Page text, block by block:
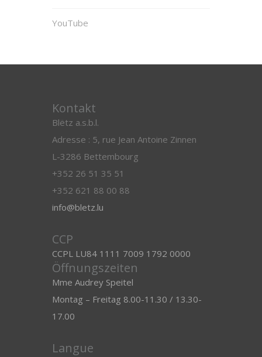
YouTube
Kontakt
Blëtz a.s.b.l.
Adresse : 5, rue Jean Antoine Zinnen
L-3286 Bettembourg
+352 26 51 35 51
+352 621 88 00 88
info@bletz.lu
CCP
CCPL LU84 1111 7009 1792 0000
Öffnungszeiten
Mme Audrey Speitel
Montag – Freitag 8.00-11.30 / 13.30-
17.00
Langue